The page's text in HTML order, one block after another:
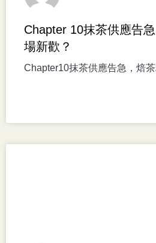
Chapter 10抹茶供應告
場新歡？
Chapter10抹茶供應告急，焙